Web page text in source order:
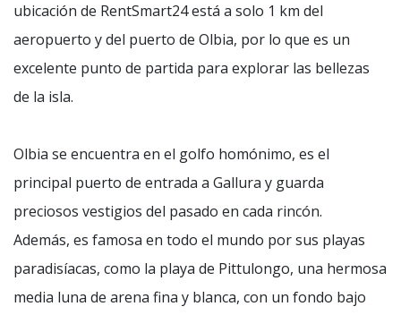
ubicación de RentSmart24 está a solo 1 km del
aeropuerto y del puerto de Olbia, por lo que es un
excelente punto de partida para explorar las bellezas
de la isla.
Olbia se encuentra en el golfo homónimo, es el
principal puerto de entrada a Gallura y guarda
preciosos vestigios del pasado en cada rincón.
Además, es famosa en todo el mundo por sus playas
paradisíacas, como la playa de Pittulongo, una hermosa
media luna de arena fina y blanca, con un fondo bajo